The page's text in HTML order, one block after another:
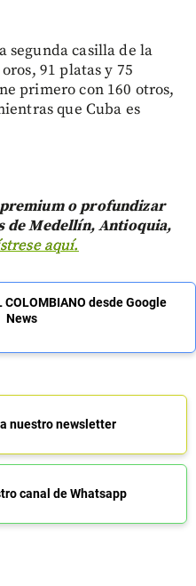
segunda casilla de la
91 platas y 75
primero con 160 otros,
que Cuba es
o profundizar
de Medellín, Antioquia,
aquí.
desde Google
News
nuestro newsletter
canal de Whatsapp